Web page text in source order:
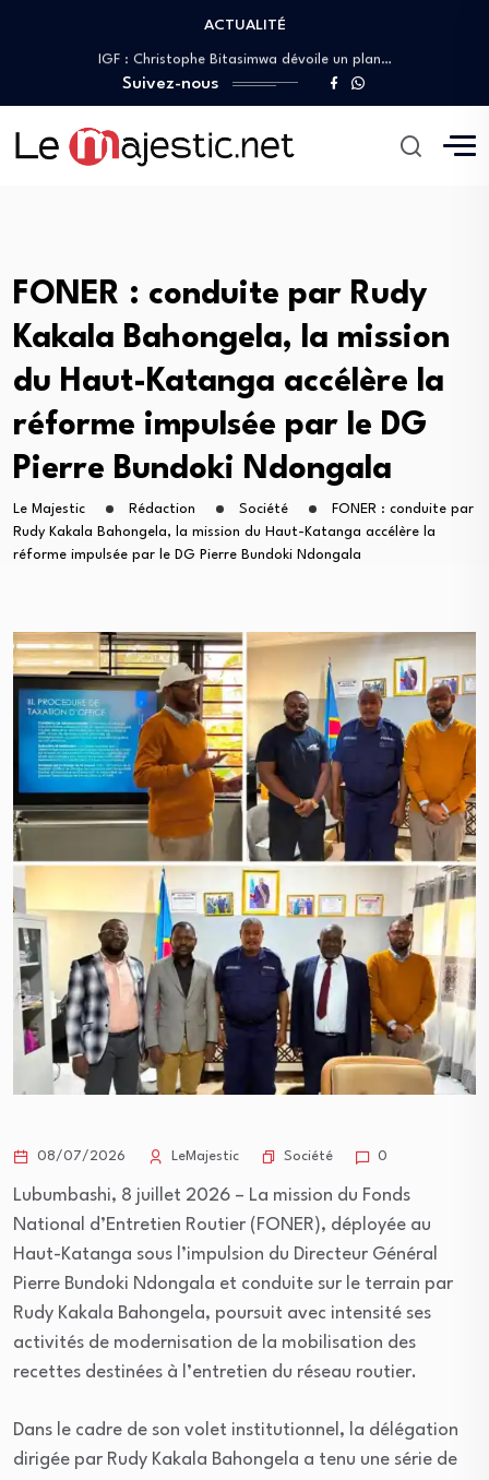
ACTUALITÉ
Première sortie médiatique de Christophe Bitasimwa Bahii…
IGF : Christophe Bitasimwa dévoile un plan…
Christian Bosembe frappe fort : « TikTok…
JIFA 2026 : Patrick Muyaya aux côtés…
RDC : Patrick Muyaya appelle les journalistes…
Première sortie médiatique de Christophe Bitasimwa Bahii…
Suivez-nous
FONER : conduite par Rudy
Kakala Bahongela, la mission
du Haut-Katanga accélère la
réforme impulsée par le DG
Pierre Bundoki Ndongala
Le Majestic Rédaction Société
FONER : conduite par
Rudy Kakala Bahongela, la mission du Haut-Katanga accélère la
réforme impulsée par le DG Pierre Bundoki Ndongala
08/07/2026 LeMajestic Société 0
Lubumbashi, 8 juillet 2026 – La mission du Fonds
National d’Entretien Routier (FONER), déployée au
Haut-Katanga sous l’impulsion du Directeur Général
Pierre Bundoki Ndongala et conduite sur le terrain par
Rudy Kakala Bahongela, poursuit avec intensité ses
activités de modernisation de la mobilisation des
recettes destinées à l’entretien du réseau routier.
Dans le cadre de son volet institutionnel, la délégation
dirigée par Rudy Kakala Bahongela a tenu une série de